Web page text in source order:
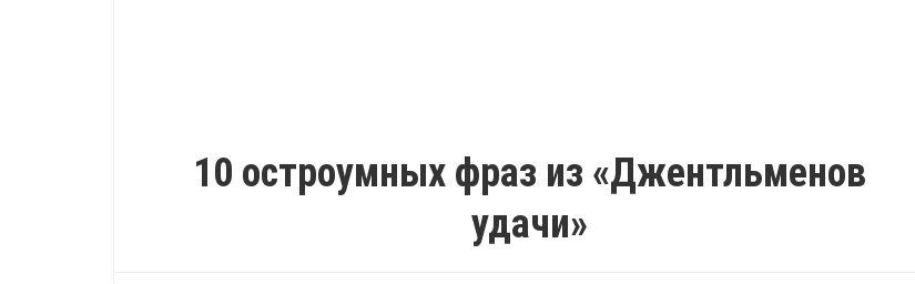
10 остроумных фраз из «Джентльменов
удачи»